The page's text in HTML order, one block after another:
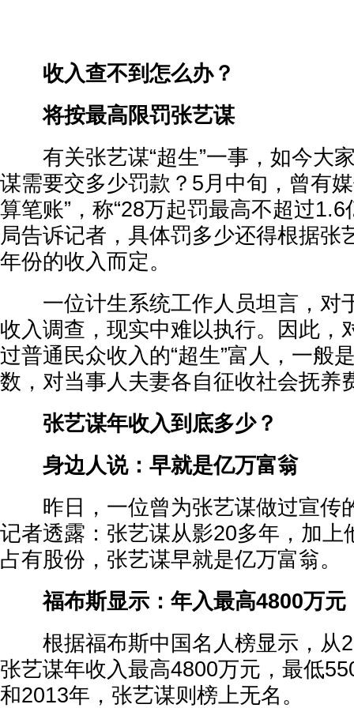
收入查不到怎么办？
将按最高限罚张艺谋
有关张艺谋“超生”一事，如今大
谋需要交多少罚款？5月中旬，曾有
算笔账”，称“28万起罚最高不超过1.6
局告诉记者，具体罚多少还得根据张
年份的收入而定。
一位计生系统工作人员坦言，对
收入调查，现实中难以执行。因此，
过普通民众收入的“超生”富人，一般
数，对当事人夫妻各自征收社会抚养
张艺谋年收入到底多少？
身边人说：早就是亿万富翁
昨日，一位曾为张艺谋做过宣传
记者透露：张艺谋从影20多年，加上
占有股份，张艺谋早就是亿万富翁。
福布斯显示：年入最高4800万元
根据福布斯中国名人榜显示，从
张艺谋年收入最高4800万元，最低
和2013年，张艺谋则榜上无名。